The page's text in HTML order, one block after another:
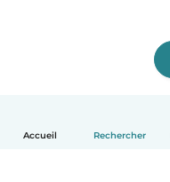
Accueil Rechercher